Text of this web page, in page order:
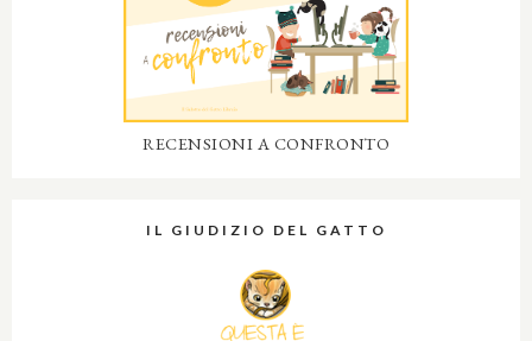
RECENSIONI A CONFRONTO
IL GIUDIZIO DEL GATTO